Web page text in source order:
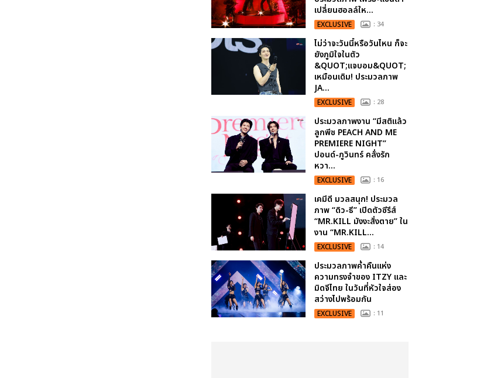
เปลี่ยนฮอลล์ให...
EXCLUSIVE : 34
ไม่ว่าจะวันนี้หรือวันไหน ก็จะ
ยังภูมิใจในตัว
&QUOT;แจบอม&QUOT;
เหมือนเดิม! ประมวลภาพ
JA...
EXCLUSIVE : 28
ประมวลภาพงาน “มีสติแล้ว
ลูกพีช PEACH AND ME
PREMIERE NIGHT”
ปอนด์-ภูวินทร์ คลั่งรัก
หวา...
EXCLUSIVE : 16
เคมีดี มวลสนุก! ประมวล
ภาพ “ดิว-ธี” เปิดตัวซีรีส์
“MR.KILL มังงะสั่งตาย” ใน
งาน “MR.KILL...
EXCLUSIVE : 14
ประมวลภาพค่ำคืนแห่ง
ความทรงจำของ ITZY และ
มิดจีไทย ในวันที่หัวใจส่อง
สว่างไปพร้อมกัน
EXCLUSIVE : 11